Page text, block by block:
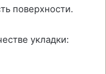
поверхности.
укладки: